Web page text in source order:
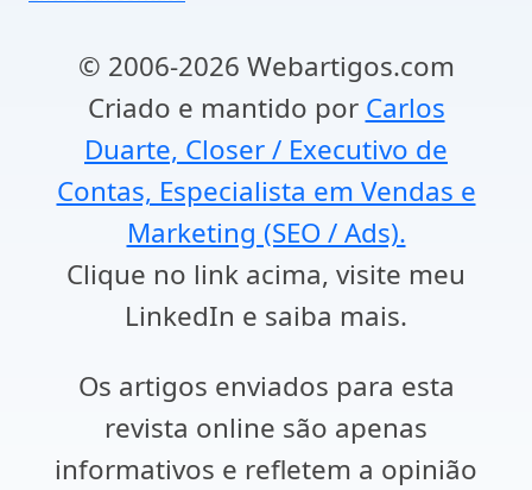
© 2006-2026 Webartigos.com
Criado e mantido por Carlos
Duarte, Closer / Executivo de
Contas, Especialista em Vendas e
Marketing (SEO / Ads).
Clique no link acima, visite meu
LinkedIn e saiba mais.
Os artigos enviados para esta
revista online são apenas
informativos e refletem a opinião